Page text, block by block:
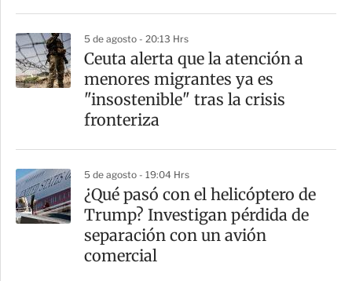
5 de agosto - 20:13 Hrs
Ceuta alerta que la atención a
menores migrantes ya es
"insostenible" tras la crisis
fronteriza
5 de agosto - 19:04 Hrs
¿Qué pasó con el helicóptero de
Trump? Investigan pérdida de
separación con un avión
comercial